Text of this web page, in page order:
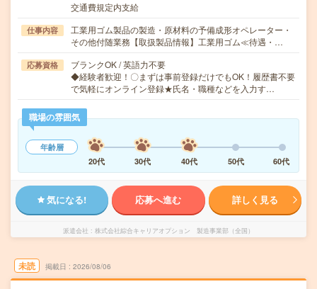
交通費規定内支給
仕事内容
工業用ゴム製品の製造・原材料の予備成形オペレーター・
その他付随業務【取扱製品情報】工業用ゴム≪待遇・…
応募資格
ブランクOK / 英語力不要
◆経験者歓迎！〇まずは事前登録だけでもOK！履歴書不要
で気軽にオンライン登録★氏名・職種などを入力す…
職場の雰囲気
年齢層
20代
30代 40代 50代 60代
気になる! 応募へ進む 詳しく見る
派遣会社 株式会社綜合キャリアオプション 製造事業部（全国）
未読 掲載日 2026/08/06